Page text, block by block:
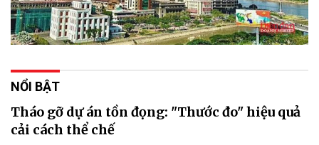
NỔI BẬT
Tháo gỡ dự án tồn đọng: "Thước đo" hiệu quả
cải cách thể chế